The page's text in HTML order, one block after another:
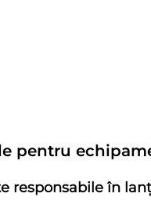
pentru
responsabile în